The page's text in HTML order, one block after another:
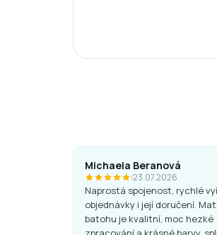
Michaela Beranová
|23.07.2026
Naprostá spojenost, rychlé
objednávky i její doručení.
batohu je kvalitní, moc hezké